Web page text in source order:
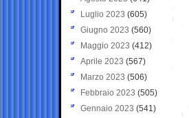
Luglio 2023 (605)
Giugno 2023 (560)
Maggio 2023 (412)
Aprile 2023 (567)
Marzo 2023 (506)
Febbraio 2023 (505)
Gennaio 2023 (541)